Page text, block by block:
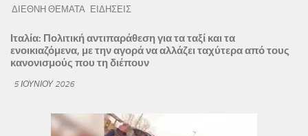
ΔΙΕΘΝΗ ΘΕΜΑΤΑ ΕΙΔΗΣΕΙΣ
Ιταλία: Πολιτική αντιπαράθεση για τα ταξί και τα
ενοικιαζόμενα, με την αγορά να αλλάζει ταχύτερα από τους
κανονισμούς που τη διέπουν
5 ΙΟΥΝΊΟΥ 2026